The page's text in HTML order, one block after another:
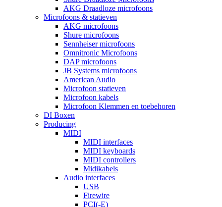
AKG Draadloze microfoons
Microfoons & statieven
AKG microfoons
Shure microfoons
Sennheiser microfoons
Omnitronic Microfoons
DAP microfoons
JB Systems microfoons
American Audio
Microfoon statieven
Microfoon kabels
Microfoon Klemmen en toebehoren
DI Boxen
Producing
MIDI
MIDI interfaces
MIDI keyboards
MIDI controllers
Midikabels
Audio interfaces
USB
Firewire
PCI(-E)